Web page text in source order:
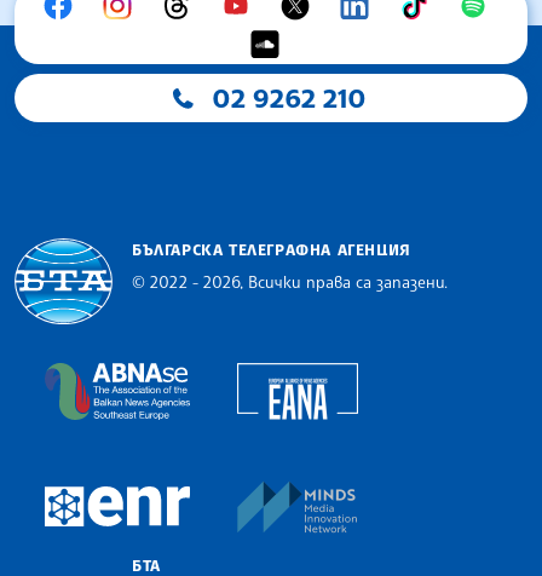
02 9262 210
БЪЛГАРСКА ТЕЛЕГРАФНА АГЕНЦИЯ
© 2022 - 2026, Всички права са запазени.
The Assocoation of the Balkan News Agencies
European Newsroom
БТА